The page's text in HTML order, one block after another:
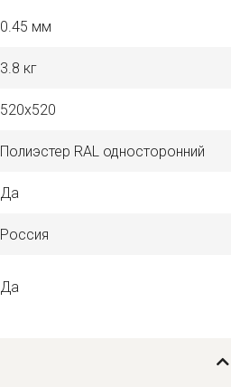
0.45 мм
3.8 кг
520х520
Полиэстер RAL односторонний
Да
Россия
Да